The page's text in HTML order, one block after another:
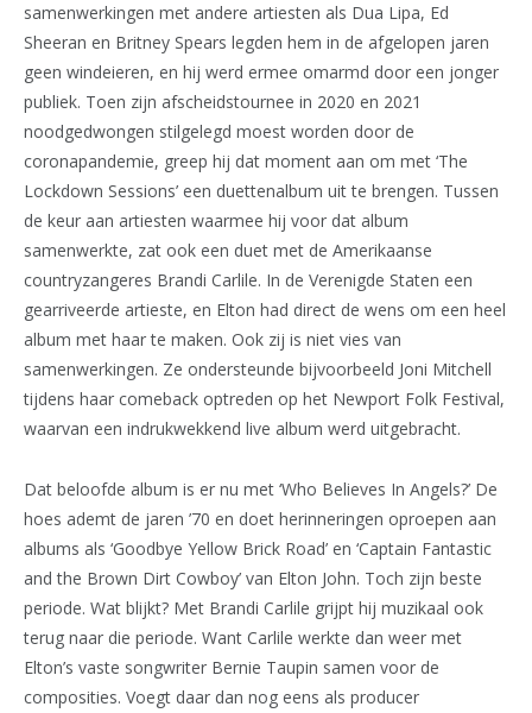
samenwerkingen met andere artiesten als Dua Lipa, Ed
Sheeran en Britney Spears legden hem in de afgelopen jaren
geen windeieren, en hij werd ermee omarmd door een jonger
publiek. Toen zijn afscheidstournee in 2020 en 2021
noodgedwongen stilgelegd moest worden door de
coronapandemie, greep hij dat moment aan om met ‘The
Lockdown Sessions’ een duettenalbum uit te brengen. Tussen
de keur aan artiesten waarmee hij voor dat album
samenwerkte, zat ook een duet met de Amerikaanse
countryzangeres Brandi Carlile. In de Verenigde Staten een
gearriveerde artieste, en Elton had direct de wens om een heel
album met haar te maken. Ook zij is niet vies van
samenwerkingen. Ze ondersteunde bijvoorbeeld Joni Mitchell
tijdens haar comeback optreden op het Newport Folk Festival,
waarvan een indrukwekkend live album werd uitgebracht.
Dat beloofde album is er nu met ‘Who Believes In Angels?’ De
hoes ademt de jaren ’70 en doet herinneringen oproepen aan
albums als ‘Goodbye Yellow Brick Road’ en ‘Captain Fantastic
and the Brown Dirt Cowboy’ van Elton John. Toch zijn beste
periode. Wat blijkt? Met Brandi Carlile grijpt hij muzikaal ook
terug naar die periode. Want Carlile werkte dan weer met
Elton’s vaste songwriter Bernie Taupin samen voor de
composities. Voegt daar dan nog eens als producer